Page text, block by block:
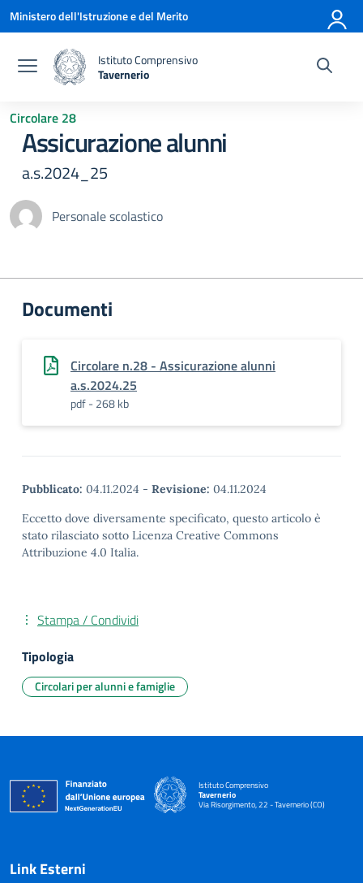
Vai ai contenuti
Vai al menu di navigazione
Vai al footer
Ministero dell'Istruzione e del Merito
Istituto Comprensivo
Tavernerio
Circolare 28
Assicurazione alunni
a.s.2024_25
Personale scolastico
Documenti
Circolare n.28 - Assicurazione alunni
a.s.2024.25
pdf - 268 kb
Pubblicato: 04.11.2024 - Revisione: 04.11.2024
Eccetto dove diversamente specificato, questo articolo è
stato rilasciato sotto Licenza Creative Commons
Attribuzione 4.0 Italia.
Stampa / Condividi
Tipologia
Circolari per alunni e famiglie
Istituto Comprensivo
Tavernerio
Via Risorgimento, 22 - Tavernerio (CO)
— Visita la pagina iniziale della scuola
Link Esterni